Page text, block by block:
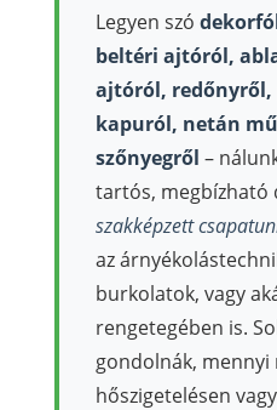
Legyen szó
beltéri ajtóról,
ajtóról,
kapuról, netán
szőnyegről –
tartós, megbízható
szakképzett
az
burkolatok, vagy
rengetegében is.
gondolnák, mennyi
hőszigetelésen